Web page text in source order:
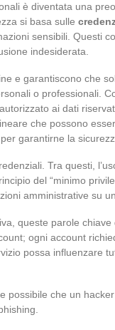
è diventata una
si basa sulle
sensibili. Questi
indesiderata.
e garantiscono che
o professionali.
ai dati
che possono
garantirne la
Tra questi,
del “minimo
amministrative su
queste parole chiave
ogni account
possa influenzare
possibile che un